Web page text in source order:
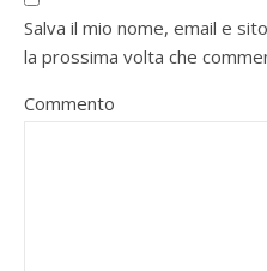
Salva il mio nome, email e
la prossima volta che
Commento